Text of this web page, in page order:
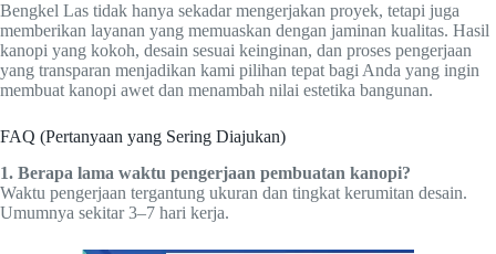
Bengkel Las tidak hanya sekadar mengerjakan proyek, tetapi juga
memberikan layanan yang memuaskan dengan jaminan kualitas. Hasil
kanopi yang kokoh, desain sesuai keinginan, dan proses pengerjaan
yang transparan menjadikan kami pilihan tepat bagi Anda yang ingin
membuat kanopi awet dan menambah nilai estetika bangunan.
FAQ (Pertanyaan yang Sering Diajukan)
1. Berapa lama waktu pengerjaan pembuatan kanopi?
Waktu pengerjaan tergantung ukuran dan tingkat kerumitan desain.
Umumnya sekitar 3–7 hari kerja.